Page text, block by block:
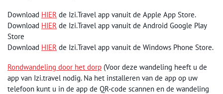
Download HIER de Izi.Travel app vanuit de Apple App Store.
Download HIER de Izi.Travel app vanuit de Android Google Play
Store
Download HIER de Izi.Travel app vanuit de Windows Phone Store.
Rondwandeling door het dorp (Voor deze wandeling heeft u de
app van Izi.travel nodig. Na het installeren van de app op uw
telefoon kunt u in de app de QR-code scannen en de wandeling